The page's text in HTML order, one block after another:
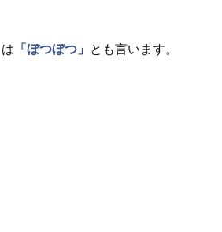
は 「ぼつぼつ」 とも言います。